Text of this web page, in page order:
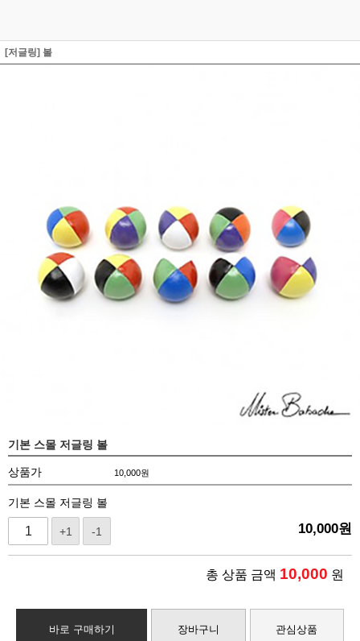
[저글링] 볼
기본 스몰 저글링 볼
상품가 10,000원
기본 스몰 저글링 볼
+1 -1 10,000원
총 상품 금액 10,000 원
바로 구매하기 장바구니 관심상품